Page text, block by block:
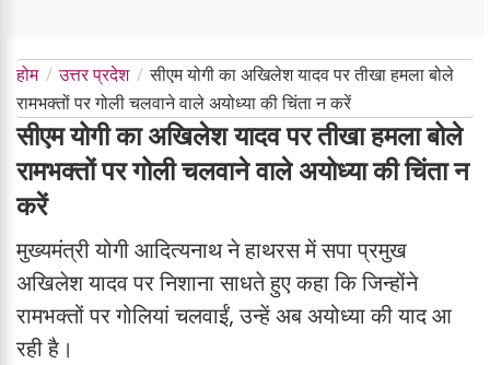
होम उत्तर प्रदेश
सीएम योगी का अखिलेश यादव पर तीखा हमला बोले
रामभक्तों पर गोली चलवाने वाले अयोध्या की चिंता न करें
सीएम योगी का अखिलेश यादव पर तीखा हमला बोले
रामभक्तों पर गोली चलवाने वाले अयोध्या की चिंता न
करें
मुख्यमंत्री योगी आदित्यनाथ ने हाथरस में सपा प्रमुख
अखिलेश यादव पर निशाना साधते हुए कहा कि जिन्होंने
रामभक्तों पर गोलियां चलवाईं, उन्हें अब अयोध्या की याद आ
रही है।